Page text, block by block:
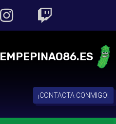
EMPEPINAO86.ES
¡CONTACTA CONMIGO!